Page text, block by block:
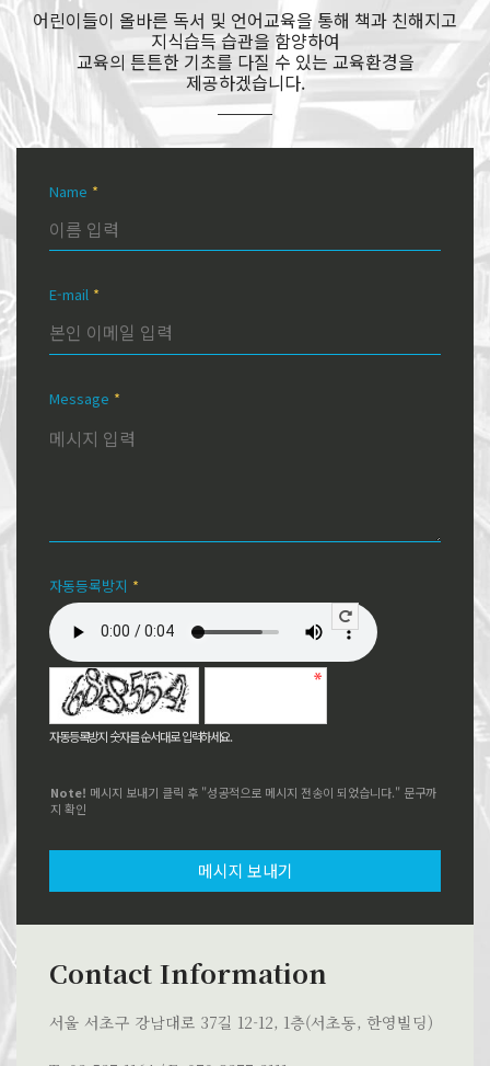
어린이들이 올바른 독서 및 언어교육을 통해 책과 친해지고
지식습득 습관을 함양하여
교육의 튼튼한 기초를 다질 수 있는 교육환경을
제공하겠습니다.
Name *
E-mail *
Message *
자동등록방지 *
자동등록방지 숫자를 순서대로 입력하세요.
Note! 메시지 보내기 클릭 후 "성공적으로 메시지 전송이 되었습니다." 문구까
지 확인
메시지 보내기
Contact Information
서울 서초구 강남대로 37길 12-12, 1층(서초동, 한영빌딩)